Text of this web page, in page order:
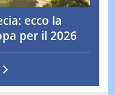
ecco la
per il 2026